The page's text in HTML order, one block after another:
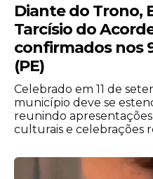
mulheres
Em sua fala, Aílton
a contribuição
crescimento da
século de história.
Diante do Trono,
Tarcísio do
confirmados nos
(PE)
Celebrado em 11 de
município deve se
reunindo
culturais e celebrações